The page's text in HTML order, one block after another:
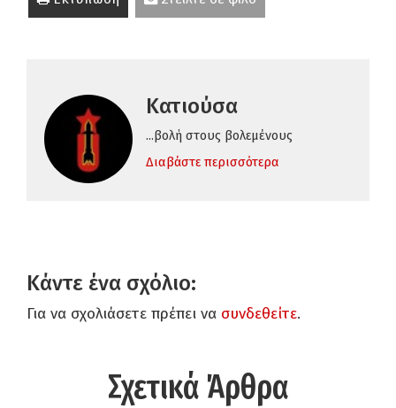
Κατιούσα
...βολή στους βολεμένους
Διαβάστε περισσότερα
Κάντε ένα σχόλιο:
Για να σχολιάσετε πρέπει να συνδεθείτε.
Σχετικά Άρθρα